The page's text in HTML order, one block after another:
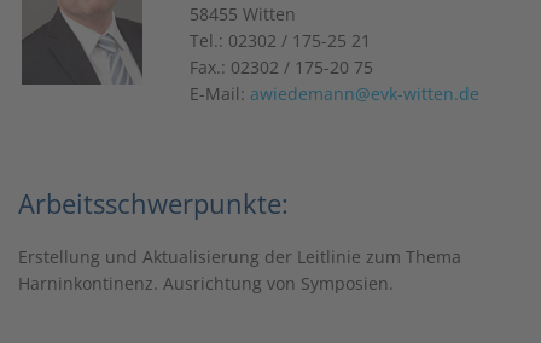
58455 Witten
Tel.: 02302 / 175-25 21
Fax.: 02302 / 175-20 75
E-Mail: awiedemann@evk-witten.de
Arbeitsschwerpunkte:
Erstellung und Aktualisierung der Leitlinie zum Thema
Harninkontinenz. Ausrichtung von Symposien.